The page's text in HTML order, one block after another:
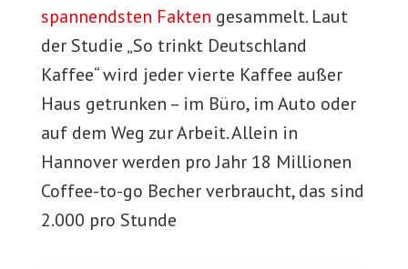
spannendsten Fakten gesammelt. Laut
der Studie „So trinkt Deutschland
Kaffee“ wird jeder vierte Kaffee außer
Haus getrunken – im Büro, im Auto oder
auf dem Weg zur Arbeit. Allein in
Hannover werden pro Jahr 18 Millionen
Coffee-to-go Becher verbraucht, das sind
2.000 pro Stunde